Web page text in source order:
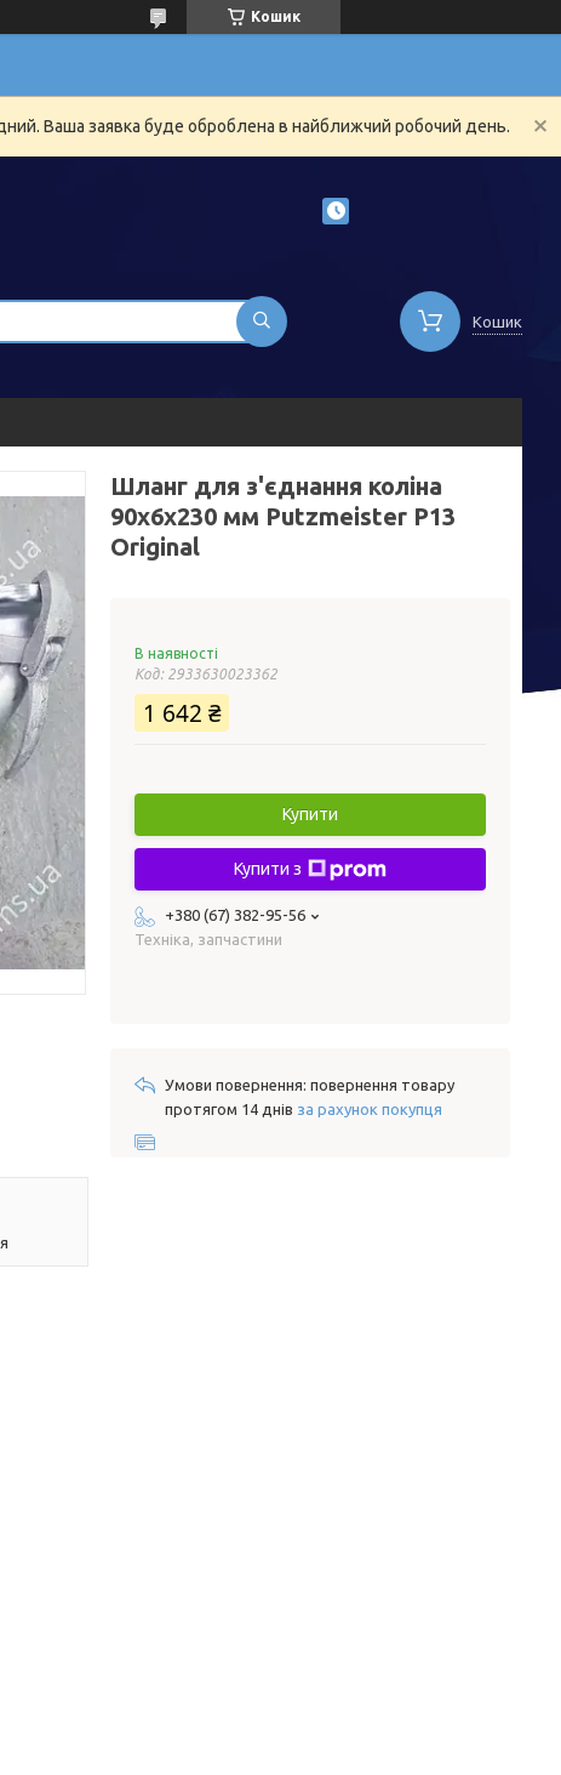
Кошик
Ваша заявка буде оброблена в найближчий робочий день.
Кошик
Шланг для з'єднання коліна
90x6x230 мм Putzmeister P13
Original
В наявності
Код: 2933630023362
1 642 ₴
Купити
Купити з
+380 (67) 382-95-56
Техніка, запчастини
повернення товару
протягом 14 днів за рахунок покупця